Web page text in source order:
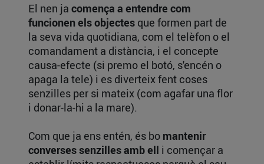
El nen ja comença a entendre com
funcionen els objectes que formen part de
la seva vida quotidiana, com el telèfon o el
comandament a distància, i el concepte
causa-efecte (si premo el botó, s'encén o
apaga la tele) i es diverteix fent coses
senzilles per si mateix (com agafar una flor
i donar-la-hi a la mare).
Com que ja ens entén, és bo mantenir
converses senzilles amb ell i començar a